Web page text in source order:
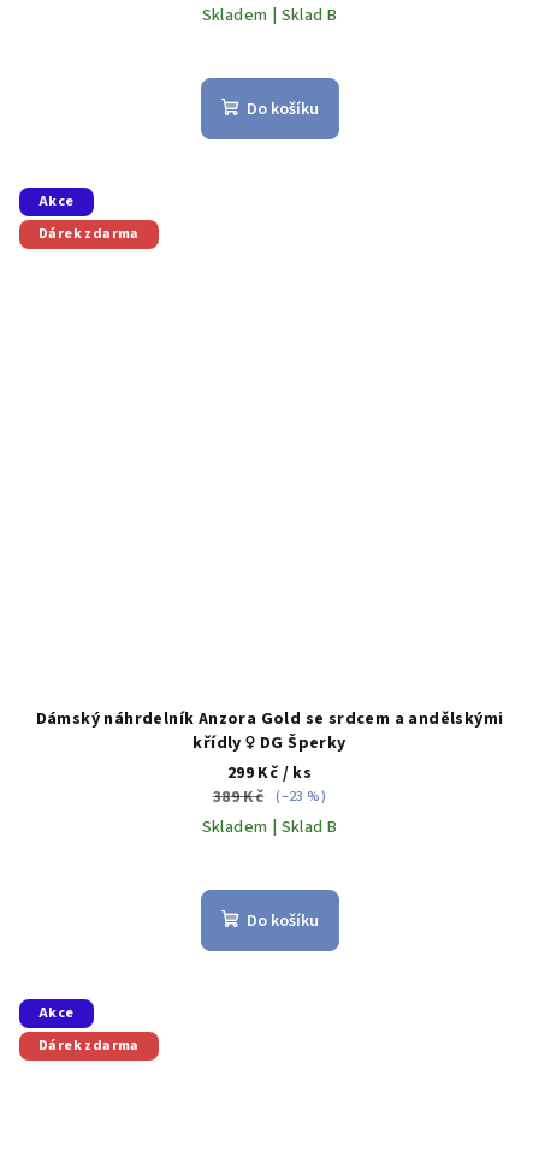
Skladem | Sklad B
Do košíku
Akce
Dárek zdarma
Dámský náhrdelník Anzora Gold se srdcem a andělskými
křídly ♀️ DG Šperky
299 Kč / ks
389 Kč (–23 %)
Skladem | Sklad B
Do košíku
Akce
Dárek zdarma